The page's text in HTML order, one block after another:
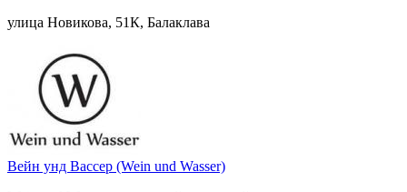
улица Новикова, 51К, Балаклава
Вейн унд Вассер (Wein und Wasser)